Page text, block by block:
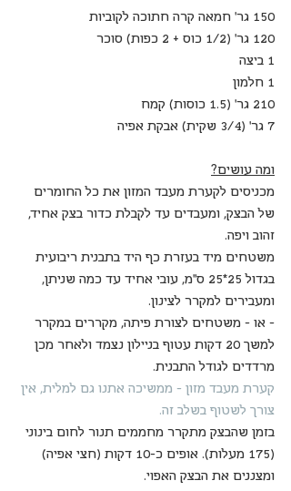
150 גר' חמאה קרה חתוכה לקוביות
120 גר' (1/2 כוס + 2 כפות) סוכר
1 ביצה
1 חלמון
210 גר' (1.5 כוסות) קמח
7 גר' (3/4 שקית) אבקת אפיה
ומה עושים?
מכניסים לקערת מעבד המזון את כל החומרים
של הבצק, ומעבדים עד לקבלת כדור בצק אחיד,
זהוב ויפה.
משטחים מיד בעזרת כף היד בתבנית ריבועית
בגדול 25*25 ס"מ, עובי אחיד עד כמה שניתן,
ומעבירים למקרר לצינון.
- או - משטחים לצורת פיתה, מקררים במקרר
למשך 20 דקות עטוף בניילון נצמד ולאחר מכן
מרדדים לגודל התבנית.
קערת מעבד מזון - ממשיכה אתנו גם למלית, אין
צורך לשטוף בשלב זה.
בזמן שהבצק מתקרר מחממים תנור לחום בינוני
(175 מעלות). אופים כ-10 דקות (חצי אפיה)
ומצננים את הבצק האפוי.